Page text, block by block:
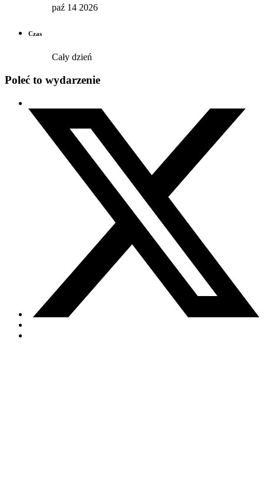
paź 14 2026
Czas
Cały dzień
Poleć to wydarzenie